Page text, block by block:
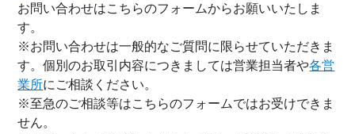
お問い合わせはこちらのフォームからお願いいたしま
す。
※お問い合わせは一般的なご質問に限らせていただきま
す。個別のお取引内容につきましては営業担当者や各営
業所にご相談ください。
※至急のご相談等はこちらのフォームではお受けできま
せん。